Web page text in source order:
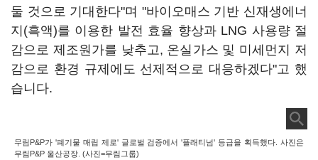
둘 것으로 기대한다"며 "바이오매스 기반 신재생에너
지(흑액)를 이용한 발전 효율 향상과 LNG 사용량 절
감으로 제조원가를 낮추고, 온실가스 및 미세먼지 저
감으로 환경 규제에도 선제적으로 대응하겠다"고 했
습니다.
무림P&P가 '폐기물 매립 제로' 글로벌 검증에서 '플래티넘' 등급을 획득했다. 사진은
무림P&P 울산공장. (사진=무림그룹)